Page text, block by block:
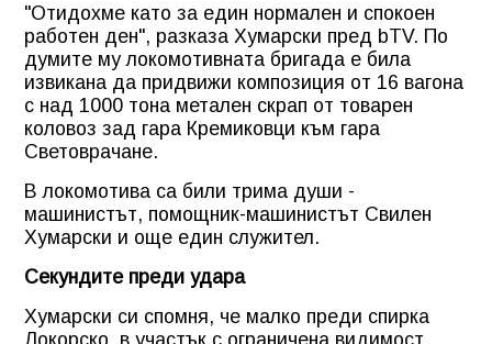
"Отидохме като за един нормален и спокоен
работен ден", разказа Хумарски пред bTV. По
думите му локомотивната бригада е била
извикана да придвижи композиция от 16 вагона
с над 1000 тона метален скрап от товарен
коловоз зад гара Кремиковци към гара
Световрачане.
В локомотива са били трима души -
машинистът, помощник-машинистът Свилен
Хумарски и още един служител.
Секундите преди удара
Хумарски си спомня, че малко преди спирка
Локорско, в участък с ограничена видимост